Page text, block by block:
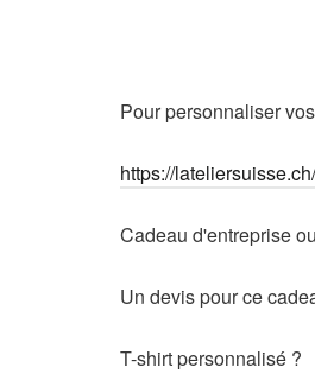
Pour personnaliser
https://
Cadeau d'entreprise
Un devis pour ce
T-shirt personnalisé ?